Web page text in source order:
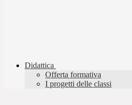
Didattica
Offerta formativa
I progetti delle classi